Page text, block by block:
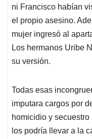
ni Francisco habían
el propio asesino.
mujer ingresó al
Los hermanos Uribe
su versión.
Todas esas
imputara cargos por
homicidio y
los podría llevar a la